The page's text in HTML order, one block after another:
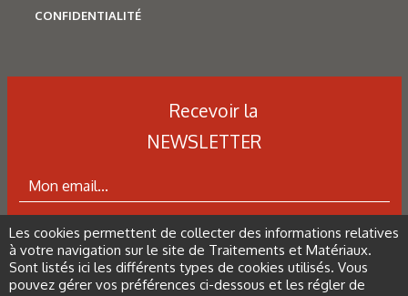
Simulation numérique
Simulation métallurgique
et optimisation des traitements
thermiques : une approche multi-
physique et multi-échelle
CONFIDENTIALITÉ
Recevoir la
NEWSLETTER
ABONNEZ-VOUS À LA NEWSLETTER
Les cookies permettent de collecter des informations relatives
à votre navigation sur le site de Traitements et Matériaux.
Sont listés ici les différents types de cookies utilisés. Vous
pouvez gérer vos préférences ci-dessous et les régler de